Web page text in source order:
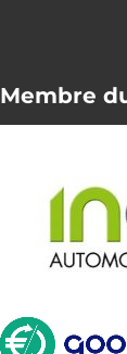
Membre